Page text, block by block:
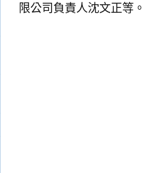
限公司負責人沈文正等。